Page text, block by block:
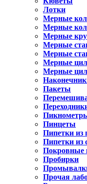
Лотки
Мерные
Мерные
Мерные
Мерные
Мерные
Мерные
Мерные
Пакеты
Пинцеты
Пипетки из
Пипетки из
Покровные
Пробирки
Прочая